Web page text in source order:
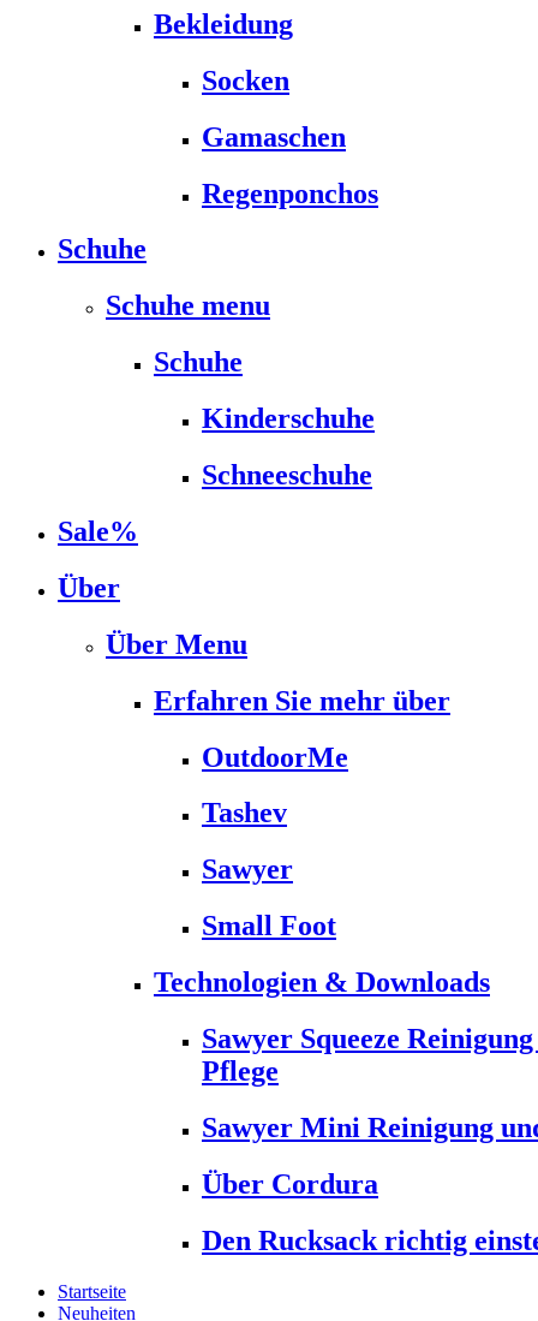
Bekleidung
Socken
Gamaschen
Regenponchos
Schuhe
Schuhe menu
Schuhe
Kinderschuhe
Schneeschuhe
Sale%
Über
Über Menu
Erfahren Sie mehr über
OutdoorMe
Tashev
Sawyer
Small Foot
Technologien & Downloads
Sawyer Squeeze
Pflege
Sawyer Mini Reinigung
Über Cordura
Den Rucksack richtig
Startseite
Neuheiten